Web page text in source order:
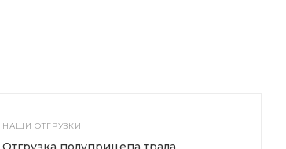
НАШИ ОТГРУЗКИ